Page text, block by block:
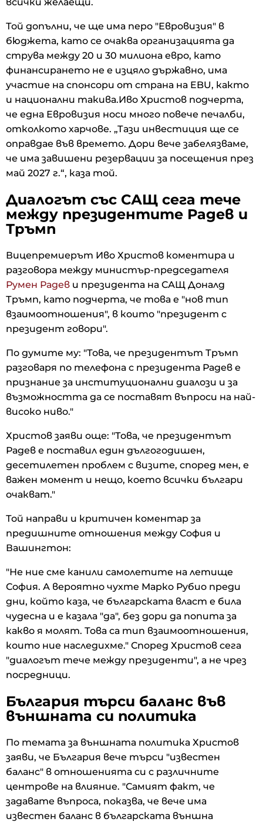
Той допълни, че ще има перо "Евровизия" в
бюджета, като се очаква организацията да
струва между 20 и 30 милиона евро, като
финансирането не е изцяло държавно, има
участие на спонсори от страна на EBU, както
и национални такива.Иво Христов подчерта,
че една Евровизия носи много повече печалби,
отколкото харчове. „Тази инвестиция ще се
оправдае във времето. Дори вече забелязваме,
че има завишени резервации за посещения през
май 2027 г.“, каза той.
Диалогът със САЩ сега тече
между президентите Радев и
Тръмп
Вицепремиерът Иво Христов коментира и
разговора между министър-председателя
Румен Радев и президента на САЩ Доналд
Тръмп, като подчерта, че това е "нов тип
взаимоотношения", в които "президент с
президент говори".
По думите му: "Това, че президентът Тръмп
разговаря по телефона с президента Радев е
признание за институционални диалози и за
възможността да се поставят въпроси на най-
високо ниво."
Христов заяви още: "Това, че президентът
Радев е поставил един дългогодишен,
десетилетен проблем с визите, според мен, е
важен момент и нещо, което всички българи
очакват."
Той направи и критичен коментар за
предишните отношения между София и
Вашингтон:
"Не ние сме канили самолетите на летище
София. А вероятно чухте Марко Рубио преди
дни, който каза, че българската власт е била
чудесна и е казала "да", без дори да попита за
какво я молят. Това са тип взаимоотношения,
които ние наследихме." Според Христов сега
"диалогът тече между президенти", а не чрез
посредници.
България търси баланс във
външната си политика
По темата за външната политика Христов
заяви, че България вече търси "известен
баланс" в отношенията си с различните
центрове на влияние. "Самият факт, че
задавате въпроса, показва, че вече има
известен баланс в българската външна